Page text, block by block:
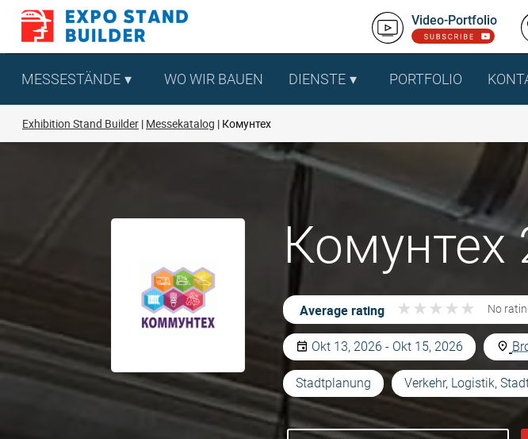
Zum
springen
Video-Portfolio
MESSESTÄNDE WO WIR BAUEN DIENSTE PORTFOLIO
Exhibition Stand Builder Messekatalog Комунтех
Комунтех
Average rating ★ ★ ★ ★ ★
★ ★ ★ ★ ★ No
Okt 13, 2026 - Okt 15, 2026
Stadtplanung Verkehr, Logistik,